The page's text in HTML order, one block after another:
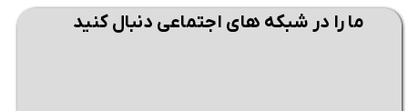
ما را در شبکه های اجتماعی دنبال کنید